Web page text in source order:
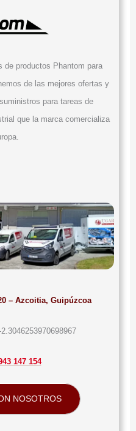
de productos Phantom para
de las mejores ofertas y
para tareas de
que la marca comercializa
– Azcoitia, Guipúzcoa
147 154
NOSOTROS